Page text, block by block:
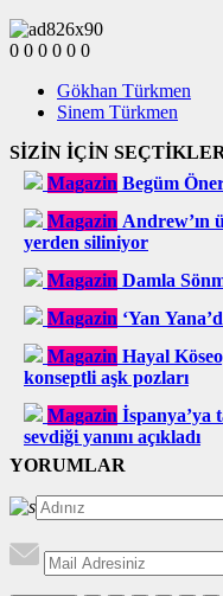
0 0 0 0 0 0
Gökhan Türkmen
Sinem Türkmen
SİZİN İÇİN
Magazin Begüm
Magazin Andrew’ın
yerden siliniyor
Magazin Damla
Magazin ‘Yan
Magazin Hayal
konseptli aşk pozları
Magazin İspanya’ya
sevdiği yanını açıkladı
YORUMLAR